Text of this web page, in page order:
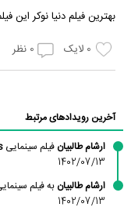
بهترین فیلم دنیا نوکر این
0 لایک 0 نظر
آخرین رویدادهای مرتبط
ارشام طالبیان فیلم سینمایی
1402/07/13
ارشام طالبیانبه فیلم
1402/07/13